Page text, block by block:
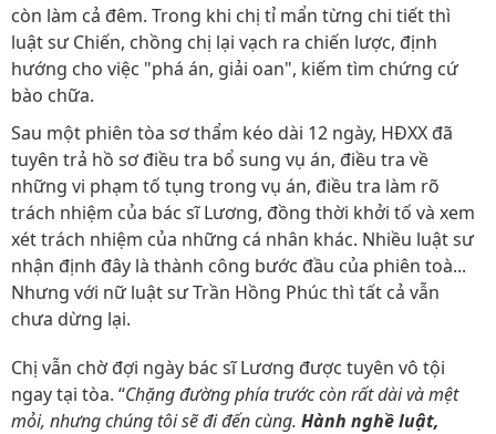
còn làm cả đêm. Trong khi chị tỉ mẩn từng chi tiết thì
luật sư Chiến, chồng chị lại vạch ra chiến lược, định
hướng cho việc "phá án, giải oan", kiếm tìm chứng cứ
bào chữa.
Sau một phiên tòa sơ thẩm kéo dài 12 ngày, HĐXX đã
tuyên trả hồ sơ điều tra bổ sung vụ án, điều tra về
những vi phạm tố tụng trong vụ án, điều tra làm rõ
trách nhiệm của bác sĩ Lương, đồng thời khởi tố và xem
xét trách nhiệm của những cá nhân khác. Nhiều luật sư
nhận định đây là thành công bước đầu của phiên toà...
Nhưng với nữ luật sư Trần Hồng Phúc thì tất cả vẫn
chưa dừng lại.
Chị vẫn chờ đợi ngày bác sĩ Lương được tuyên vô tội
ngay tại tòa. “Chặng đường phía trước còn rất dài và mệt
mỏi, nhưng chúng tôi sẽ đi đến cùng. Hành nghề luật,